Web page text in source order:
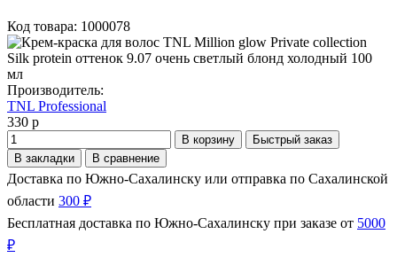
Код товара: 1000078
Производитель:
TNL Professional
330 р
В корзину
Быстрый заказ
В закладки
В сравнение
Доставка по Южно-Сахалинску или отправка по Сахалинской
области 300 ₽
Бесплатная доставка по Южно-Сахалинску при заказе от 5000
₽